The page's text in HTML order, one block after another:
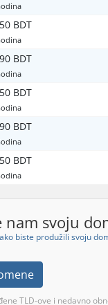
BDT
BDT
BDT
BDT
BDT
nam svoju
biste produžili svoju
TLD-ove i nedavno